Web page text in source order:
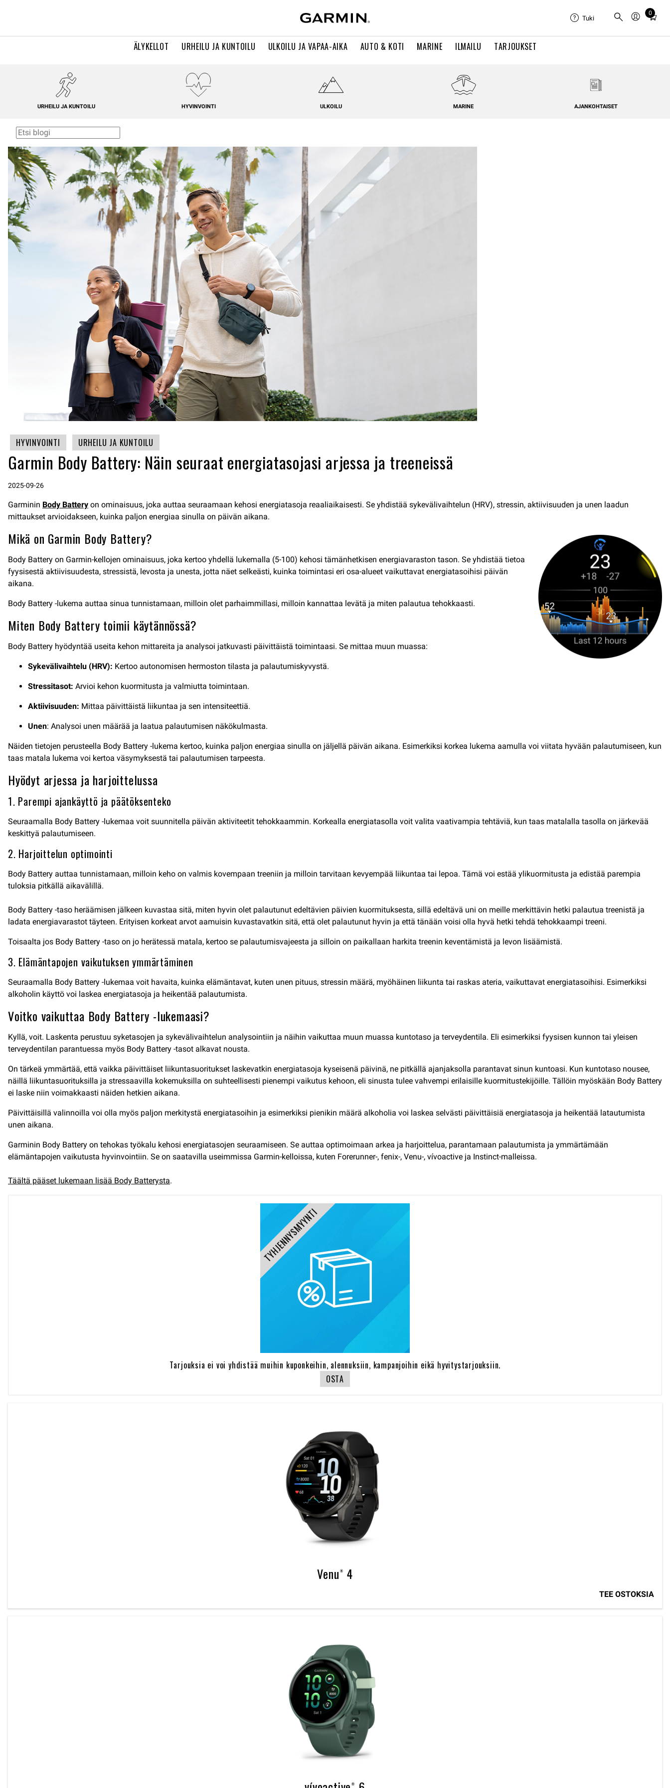
ÄLYKELLOT URHEILU JA KUNTOILU ULKOILU JA VAPAA-AIKA AUTO & KOTI MARINE ILMAILU TARJOUKSET
Tuki
0
Total
in
URHEILU JA KUNTOILU HYVINVOINTI ULKOILU MARINE AJANKOHTAISET
HYVINVOINTI URHEILU JA KUNTOILU
Garmin Body Battery: Näin seuraat energiatasojasi arjessa ja treeneissä
2025-09-26
Garminin Body Battery on ominaisuus, joka auttaa seuraamaan kehosi energiatasoja reaaliaikaisesti. Se yhdistää sykevälivaihtelun (HRV), stressin, aktiivisuuden ja unen laadun
mittaukset arvioidakseen, kuinka paljon energiaa sinulla on päivän aikana.
Mikä on Garmin Body Battery?
Body Battery on Garmin-kellojen ominaisuus, joka kertoo yhdellä lukemalla (5-100) kehosi tämänhetkisen energiavaraston tason. Se yhdistää tietoa
fyysisestä aktiivisuudesta, stressistä, levosta ja unesta, jotta näet selkeästi, kuinka toimintasi eri osa-alueet vaikuttavat energiatasoihisi päivän
aikana.
Body Battery -lukema auttaa sinua tunnistamaan, milloin olet parhaimmillasi, milloin kannattaa levätä ja miten palautua tehokkaasti.
Miten Body Battery toimii käytännössä?
Body Battery hyödyntää useita kehon mittareita ja analysoi jatkuvasti päivittäistä toimintaasi. Se mittaa muun muassa:
Sykevälivaihtelu (HRV): Kertoo autonomisen hermoston tilasta ja palautumiskyvystä.
Stressitasot: Arvioi kehon kuormitusta ja valmiutta toimintaan.
Aktiivisuuden: Mittaa päivittäistä liikuntaa ja sen intensiteettiä.
Unen: Analysoi unen määrää ja laatua palautumisen näkökulmasta.
Näiden tietojen perusteella Body Battery -lukema kertoo, kuinka paljon energiaa sinulla on jäljellä päivän aikana. Esimerkiksi korkea lukema aamulla voi viitata hyvään palautumiseen, kun
taas matala lukema voi kertoa väsymyksestä tai palautumisen tarpeesta.
Hyödyt arjessa ja harjoittelussa
1. Parempi ajankäyttö ja päätöksenteko
Seuraamalla Body Battery -lukemaa voit suunnitella päivän aktiviteetit tehokkaammin. Korkealla energiatasolla voit valita vaativampia tehtäviä, kun taas matalalla tasolla on järkevää
keskittyä palautumiseen.
2. Harjoittelun optimointi
Body Battery auttaa tunnistamaan, milloin keho on valmis kovempaan treeniin ja milloin tarvitaan kevyempää liikuntaa tai lepoa. Tämä voi estää ylikuormitusta ja edistää parempia
tuloksia pitkällä aikavälillä.
Body Battery -taso heräämisen jälkeen kuvastaa sitä, miten hyvin olet palautunut edeltävien päivien kuormituksesta, sillä edeltävä uni on meille merkittävin hetki palautua treenistä ja
ladata energiavarastot täyteen. Erityisen korkeat arvot aamuisin kuvastavatkin sitä, että olet palautunut hyvin ja että tänään voisi olla hyvä hetki tehdä tehokkaampi treeni.
Toisaalta jos Body Battery -taso on jo herätessä matala, kertoo se palautumisvajeesta ja silloin on paikallaan harkita treenin keventämistä ja levon lisäämistä.
3. Elämäntapojen vaikutuksen ymmärtäminen
Seuraamalla Body Battery -lukemaa voit havaita, kuinka elämäntavat, kuten unen pituus, stressin määrä, myöhäinen liikunta tai raskas ateria, vaikuttavat energiatasoihisi. Esimerkiksi
alkoholin käyttö voi laskea energiatasoja ja heikentää palautumista.
Voitko vaikuttaa Body Battery -lukemaasi?
Kyllä, voit. Laskenta perustuu syketasojen ja sykevälivaihtelun analysointiin ja näihin vaikuttaa muun muassa kuntotaso ja terveydentila. Eli esimerkiksi fyysisen kunnon tai yleisen
terveydentilan parantuessa myös Body Battery -tasot alkavat nousta.
On tärkeä ymmärtää, että vaikka päivittäiset liikuntasuoritukset laskevatkin energiatasoja kyseisenä päivinä, ne pitkällä ajanjaksolla parantavat sinun kuntoasi. Kun kuntotaso nousee,
näillä liikuntasuorituksilla ja stressaavilla kokemuksilla on suhteellisesti pienempi vaikutus kehoon, eli sinusta tulee vahvempi erilaisille kuormitustekijöille. Tällöin myöskään Body Battery
ei laske niin voimakkaasti näiden hetkien aikana.
Päivittäisillä valinnoilla voi olla myös paljon merkitystä energiatasoihin ja esimerkiksi pienikin määrä alkoholia voi laskea selvästi päivittäisiä energiatasoja ja heikentää latautumista
unen aikana.
Garminin Body Battery on tehokas työkalu kehosi energiatasojen seuraamiseen. Se auttaa optimoimaan arkea ja harjoittelua, parantamaan palautumista ja ymmärtämään
elämäntapojen vaikutusta hyvinvointiin. Se on saatavilla useimmissa Garmin-kelloissa, kuten Forerunner-, fenix-, Venu-, vívoactive ja Instinct-malleissa.
Täältä pääset lukemaan lisää Body Batterysta.
TYHJENNYSMYYNTI
Tarjouksia ei voi yhdistää muihin kuponkeihin, alennuksiin, kampanjoihin eikä hyvitystarjouksiin.
OSTA
Venu® 4
TEE OSTOKSIA